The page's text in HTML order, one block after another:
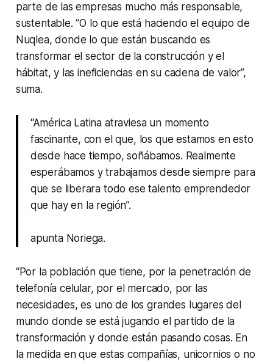
parte de las empresas mucho más responsable,
sustentable. “O lo que está haciendo el equipo de
Nuqlea, donde lo que están buscando es
transformar el sector de la construcción y el
hábitat, y las ineficiencias en su cadena de valor”,
suma.
“América Latina atraviesa un momento
fascinante, con el que, los que estamos en esto
desde hace tiempo, soñábamos. Realmente
esperábamos y trabajamos desde siempre para
que se liberara todo ese talento emprendedor
que hay en la región”.
apunta Noriega.
“Por la población que tiene, por la penetración de
telefonía celular, por el mercado, por las
necesidades, es uno de los grandes lugares del
mundo donde se está jugando el partido de la
transformación y donde están pasando cosas. En
la medida en que estas compañías, unicornios o no